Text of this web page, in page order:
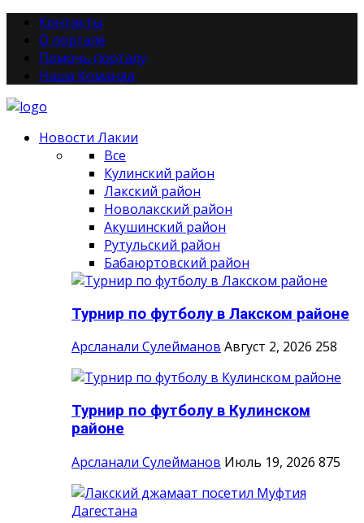
Контакты
О портале
Помочь порталу
Наша Команда
Новости Лакии
Все
Кулинский район
Лакский район
Новолакский район
Акушинский район
Рутульский район
Бабаюртовский район
Турнир по футболу в Лакском районе
Арсланали Сулейманов Август 2, 2026 258
Турнир по футболу в Кулинском
районе
Арсланали Сулейманов Июль 19, 2026 875